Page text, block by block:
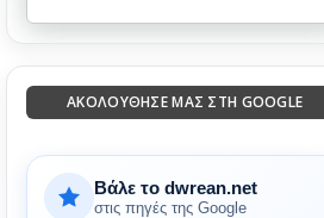
ΑΚΟΛΟΎΘΗΣΈ ΜΑΣ ΣΤΗ GOOGLE
Βάλε το dwrean.net
στις πηγές της Google